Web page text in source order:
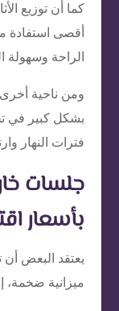
كما أن توزيع
أقصى استفادة
الراحة وسهولة
ومن ناحية أخرى
بشكل كبير في
فترات النهار
جلسات
بأسعار
يعتقد البعض
ميزانية ضخمة،